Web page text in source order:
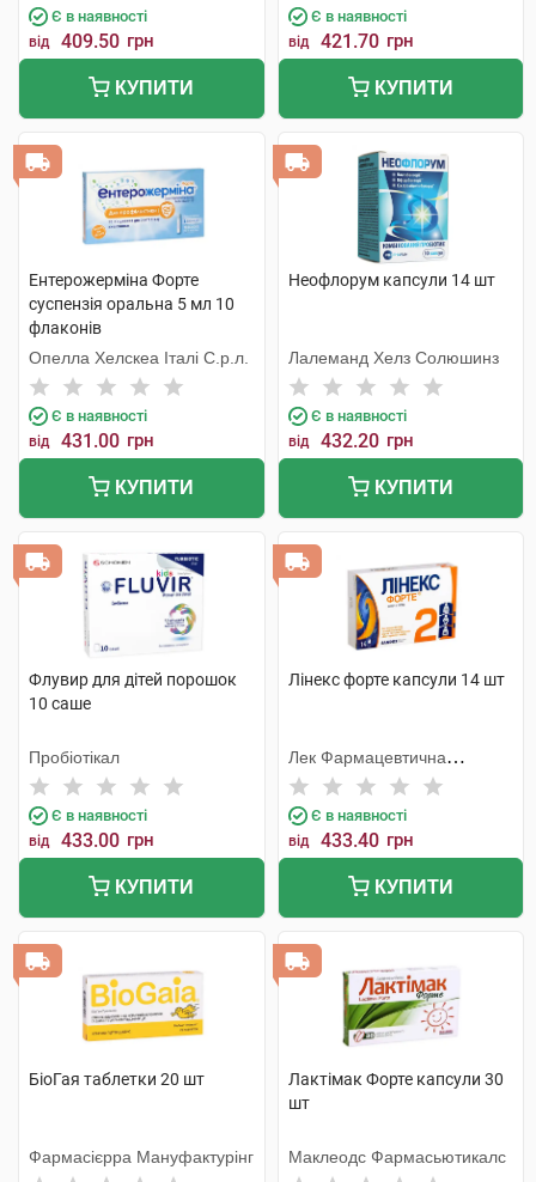
Є в наявності
від 409.50 грн
КУПИТИ
Є в наявності
від 421.70 грн
КУПИТИ
Ентерожерміна Форте
суспензія оральна 5 мл 10
флаконів
Опелла Хелскеа Італі С.р.л.
Є в наявності
від 431.00 грн
КУПИТИ
Неофлорум капсули 14 шт
Лалеманд Хелз Солюшинз
Є в наявності
від 432.20 грн
КУПИТИ
Флувир для дітей порошок
10 саше
Пробіотікал
Є в наявності
від 433.00 грн
КУПИТИ
Лінекс форте капсули 14 шт
Лек Фармацевтична
компанія
Є в наявності
від 433.40 грн
КУПИТИ
БіоГая таблетки 20 шт
Фармасієрра Мануфактурінг
Лактімак Форте капсули 30
шт
Маклеодс Фармасьютикалс